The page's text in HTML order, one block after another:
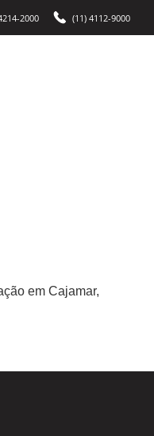
2000 (11) 4112-9000
em Cajamar,